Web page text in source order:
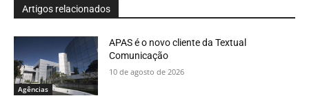
Artigos relacionados
Agências
APAS é o novo cliente da Textual
Comunicação
10 de agosto de 2026